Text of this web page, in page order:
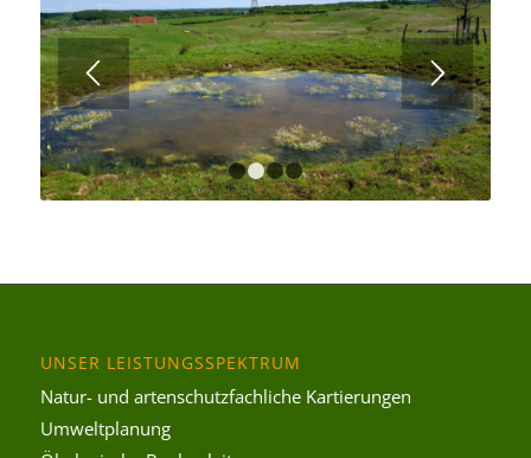
1 2 3 4
UNSER LEISTUNGSSPEKTRUM
Natur- und artenschutzfachliche Kartierungen
Umweltplanung